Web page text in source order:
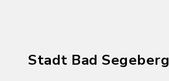
Stadt Bad Segeberg